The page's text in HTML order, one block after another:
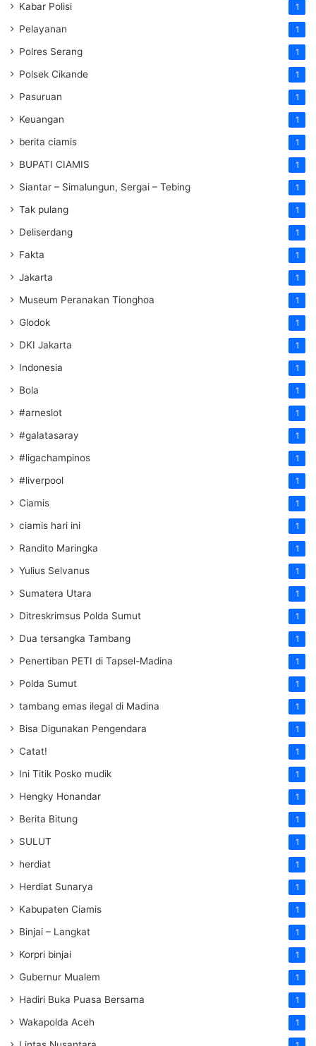
Kabar Polisi 1
Pelayanan 1
Polres Serang 1
Polsek Cikande 1
Pasuruan 1
Keuangan 1
berita ciamis 1
BUPATI CIAMIS 1
Siantar – Simalungun, Sergai – Tebing 1
Tak pulang 1
Deliserdang 1
Fakta 1
Jakarta 1
Museum Peranakan Tionghoa 1
Glodok 1
DKI Jakarta 1
Indonesia 1
Bola 1
#arneslot 1
#galatasaray 1
#ligachampinos 1
#liverpool 1
Ciamis 1
ciamis hari ini 1
Randito Maringka 1
Yulius Selvanus 1
Sumatera Utara 1
Ditreskrimsus Polda Sumut 1
Dua tersangka Tambang 1
Penertiban PETI di Tapsel-Madina 1
Polda Sumut 1
tambang emas ilegal di Madina 1
Bisa Digunakan Pengendara 1
Catat! 1
Ini Titik Posko mudik 1
Hengky Honandar 1
Berita Bitung 1
SULUT 1
herdiat 1
Herdiat Sunarya 1
Kabupaten Ciamis 1
Binjai – Langkat 1
Korpri binjai 1
Gubernur Mualem 1
Hadiri Buka Puasa Bersama 1
Wakapolda Aceh 1